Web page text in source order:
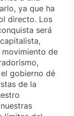
ya que ha
directo. Los
será
de
gobierno dé
de la